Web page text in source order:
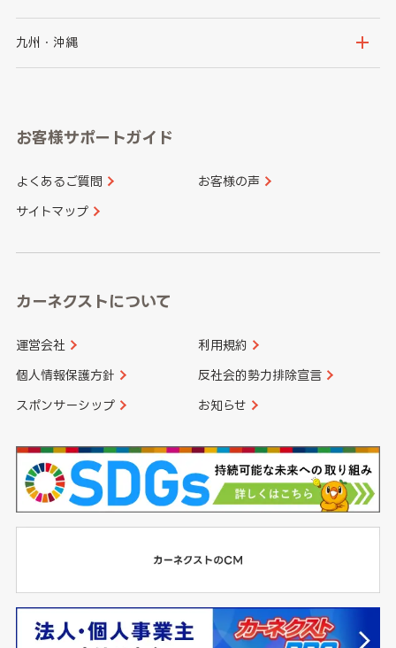
山梨県
愛知県
京都府
和歌山県
鳥取県
山口県
香川県 愛媛県
九州・沖縄
長崎県
大分県 宮崎県
お客様サポートガイド
よくあるご質問 お客様の声
サイトマップ
カーネクストについて
運営会社 利用規約
個人情報保護方針 反社会的勢力排除宣言
スポンサーシップ お知らせ